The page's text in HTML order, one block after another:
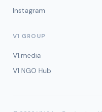
Instagram
V1 GROUP
V1.media
V1 NGO Hub